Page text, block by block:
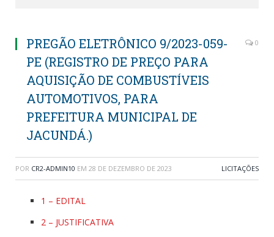
PREGÃO ELETRÔNICO 9/2023-059-
PE (REGISTRO DE PREÇO PARA
AQUISIÇÃO DE COMBUSTÍVEIS
AUTOMOTIVOS, PARA
PREFEITURA MUNICIPAL DE
JACUNDÁ.)
0
POR CR2-ADMIN10 EM 28 DE DEZEMBRO DE 2023 LICITAÇÕES
1 – EDITAL
2 – JUSTIFICATIVA